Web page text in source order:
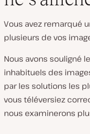
Vous avez remarqué
plusieurs de vos
Nous avons souligné
inhabituels des
par les solutions les
vous téléversiez
nous examinerons